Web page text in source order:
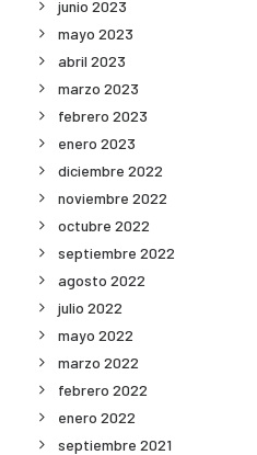
junio 2023
mayo 2023
abril 2023
marzo 2023
febrero 2023
enero 2023
diciembre 2022
noviembre 2022
octubre 2022
septiembre 2022
agosto 2022
julio 2022
mayo 2022
marzo 2022
febrero 2022
enero 2022
septiembre 2021